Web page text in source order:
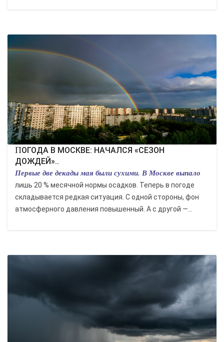
ПОГОДА В МОСКВЕ: НАЧАЛСЯ «СЕЗОН
ДОЖДЕЙ»..
Первые две декады мая были сухими. В Москве выпало
лишь 20 % месячной нормы осадков. Теперь в погоде
складывается редкая ситуация. С одной стороны, фон
атмосферного давления повышенный. А с другой —...